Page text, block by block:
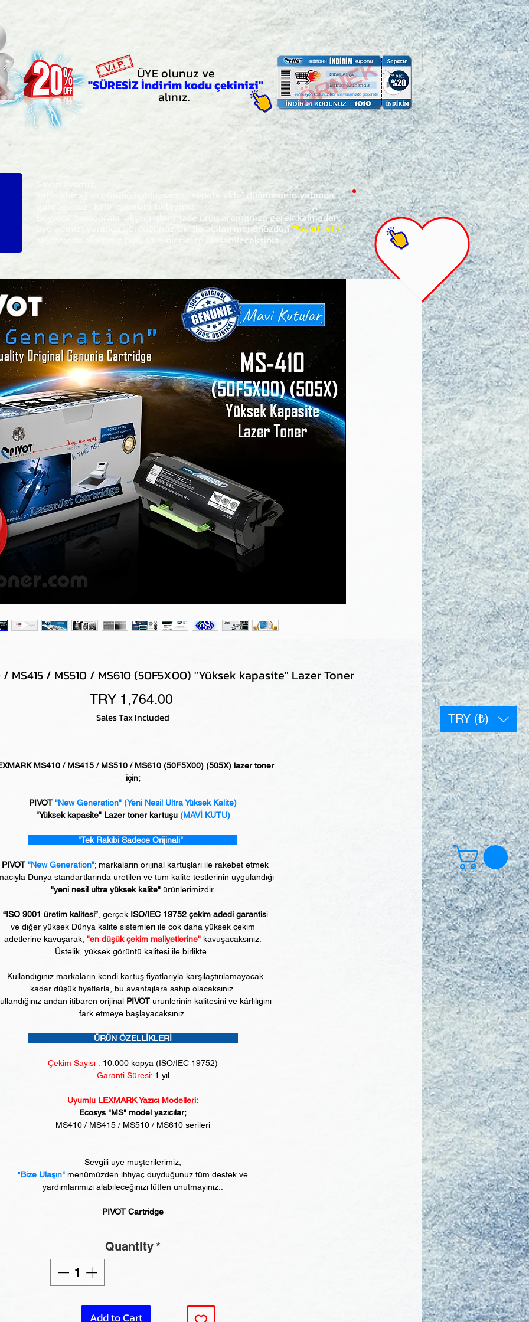
TRY (₺)
ÜYE olunuz ve
"SÜRESİZ İndirim kodu çekinizi"
alınız.
satın alacağınız ürünü bulduysanız, "sepete ekle" düğmesinin yanında
gördüğünüz 'kalp' işaretini tıklayınız.
bir sonraki alışverişlerinizde ürün aramanıza gerek kalmadan,
üye adınızı yanında gördüğünüz 'ok' ile açılan menünüzden"Favorilerim"
sayfasında aldığınız bütün ürünlerinize ulaşabileceksiniz.
/ MS415 / MS510 / MS610 (50F5X00) "Yüksek kapasite" Lazer Toner
TRY 1,764.00
Sales Tax Included
MS410 / MS415 / MS510 / MS610 (50F5X00) (505X) lazer toner
için;
PIVOT "New Generation" (Yeni Nesil Ultra Yüksek Kalite)
"Yüksek kapasite" Lazer toner kartuşu (MAVİ KUTU)
"Tek Rakibi Sadece Orijinali"
PIVOT "New Generation"; markaların orijinal kartuşları ile rakebet etmek
Dünya standartlarında üretilen ve tüm kalite testlerinin uygulandığı
"yeni nesil ultra yüksek kalite"ürünlerimizdir.
“ISO 9001 üretim kalitesi”, gerçekISO/IEC 19752 çekim adedi garantisi
ve diğer yüksek Dünya kalite sistemleri ile çok daha yüksek çekim
adetlerine kavuşarak, "en düşük çekim maliyetlerine" kavuşacaksınız.
Üstelik, yüksek görüntü kalitesi ile birlikte..
Kullandığınız markaların kendi kartuş fiyatlarıyla karşılaştırılamayacak
kadar düşük fiyatlarla, bu avantajlara sahip olacaksınız.
andan itibaren orijinal PIVOTürünlerinin kalitesini ve kârlılığını
fark etmeye başlayacaksınız.
ÜRÜN ÖZELLİKLERİ
Çekim Sayısı : 10 .000 kopya (ISO/IEC 19752)
Garanti Süresi:1 yıl
Uyumlu LEXMARK Yazıcı Modelleri:
Ecosys "MS" model yazıcılar;
MS410 / MS415 / MS510 / MS610 serileri
Sevgili üye müşterilerimiz,
"Bize Ulaşın" menümüzden ihtiyaç duyduğunuz tüm destek ve
yardımlarımızı alabileceğinizi lütfen unutmayınız..
PIVOT Cartridge
Quantity*
Add to Cart